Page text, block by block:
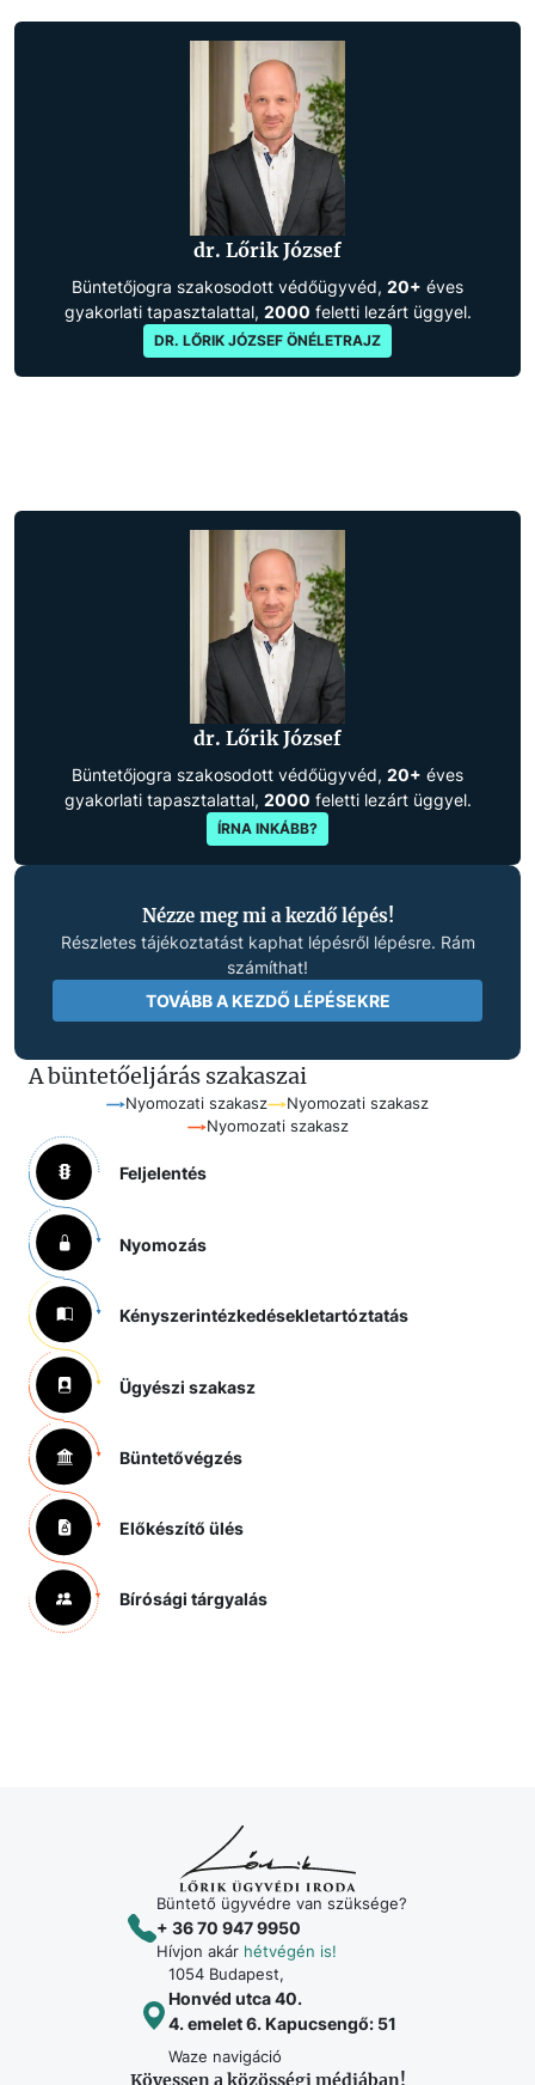
dr. Lőrik József
Büntetőjogra szakosodott védőügyvéd, 20+ éves
gyakorlati tapasztalattal, 2000 feletti lezárt üggyel.
DR. LŐRIK JÓZSEF ÖNÉLETRAJZ
dr. Lőrik József
Büntetőjogra szakosodott védőügyvéd, 20+ éves
gyakorlati tapasztalattal, 2000 feletti lezárt üggyel.
ÍRNA INKÁBB?
Nézze meg mi a kezdő lépés!
Részletes tájékoztatást kaphat lépésről lépésre. Rám
számíthat!
TOVÁBB A KEZDŐ LÉPÉSEKRE
A büntetőeljárás szakaszai
Nyomozati szakasz
Nyomozati szakasz
Nyomozati szakasz
Feljelentés
Nyomozás
Kényszerintézkedésekletartóztatás
Ügyészi szakasz
Büntetővégzés
Előkészítő ülés
Bírósági tárgyalás
Büntető ügyvédre van szüksége?
+ 36 70 947 9950
Hívjon akár hétvégén is!
1054 Budapest,
Honvéd utca 40.
4. emelet 6. Kapucsengő: 51
Waze navigáció
Kövessen a közösségi médiában!